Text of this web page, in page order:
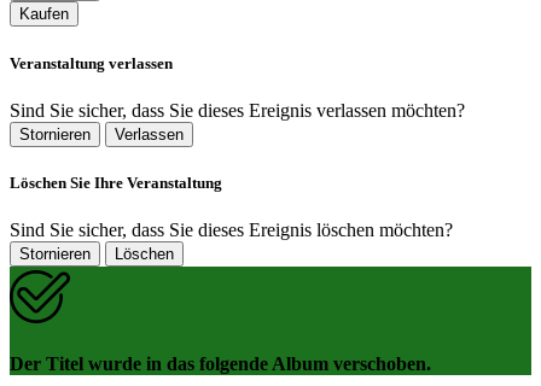
Kaufen
Veranstaltung verlassen
Sind Sie sicher, dass Sie dieses Ereignis verlassen möchten?
Stornieren Verlassen
Löschen Sie Ihre Veranstaltung
Sind Sie sicher, dass Sie dieses Ereignis löschen möchten?
Stornieren Löschen
Der Titel wurde in das folgende Album verschoben.